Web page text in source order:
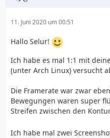
11. Juni 2020 um 00:51
Hallo Selur!
Ich habe es mal 1:1 mit
(unter Arch Linux) versucht
Die Framerate war zwar
Bewegungen waren super
Streifen zwischen den
Ich habe mal zwei